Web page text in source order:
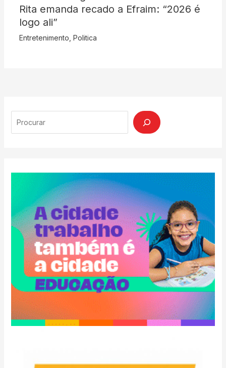
Rita emanda recado a Efraim: “2026 é
logo ali”
Entretenimento Politica